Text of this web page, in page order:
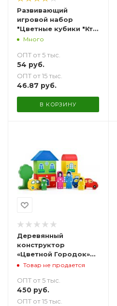
Развивающий
игровой набор
"Цветные кубики "Кто
быстрее?" - 20 шт.
Много
ОПТ от 5 тыс.
54 руб.
ОПТ от 15 тыс.
46.87 руб.
В КОРЗИНУ
Деревянный
конструктор
«Цветной Городок»
14 деталей
Товар не продается
ОПТ от 5 тыс.
450 руб.
ОПТ от 15 тыс.